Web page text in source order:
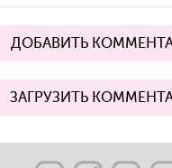
ДОБАВИТЬ
ЗАГРУЗИТЬ